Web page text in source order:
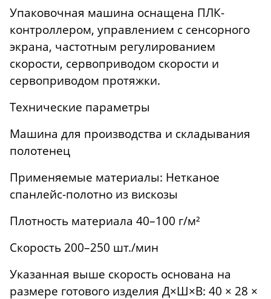
Упаковочная машина оснащена ПЛК-
контроллером, управлением с сенсорного
экрана, частотным регулированием
скорости, сервоприводом скорости и
сервоприводом протяжки.
Технические параметры
Машина для производства и складывания
полотенец
Применяемые материалы: Нетканое
спанлейс-полотно из вискозы
Плотность материала 40–100 г/м²
Скорость 200–250 шт./мин
Указанная выше скорость основана на
размере готового изделия Д×Ш×В: 40 × 28 ×